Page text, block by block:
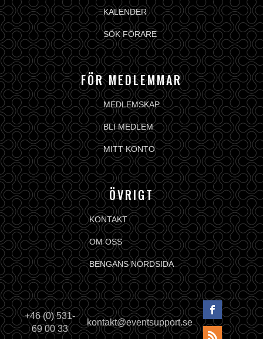
KALENDER
SÖK FÖRARE
FÖR MEDLEMMAR
MEDLEMSKAP
BLI MEDLEM
MITT KONTO
ÖVRIGT
KONTAKT
OM OSS
BENGANS NÖRDSIDA
+46 (0) 531-
69 00 33
kontakt@eventsupport.se